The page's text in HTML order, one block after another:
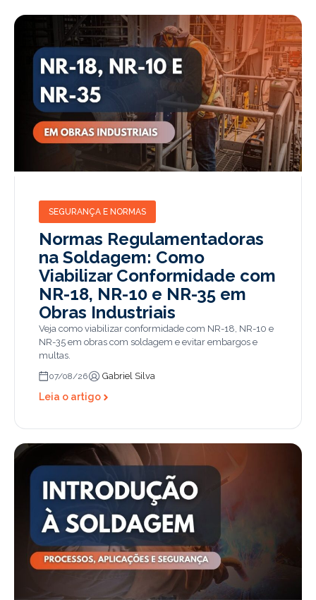
SEGURANÇA E NORMAS
Normas Regulamentadoras
na Soldagem: Como
Viabilizar Conformidade com
NR-18, NR-10 e NR-35 em
Obras Industriais
Veja como viabilizar conformidade com NR-18, NR-10 e
NR-35 em obras com soldagem e evitar embargos e
multas.
07/08/26 Gabriel Silva
Leia o artigo